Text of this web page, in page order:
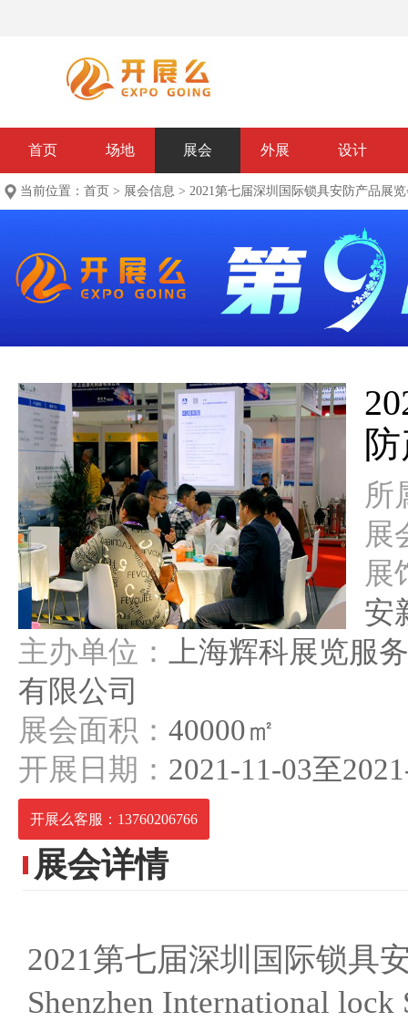
首页 场地 展会 外展 设计
当前位置： 首页 > 展会信息 > 2021第七届深圳国际锁具安防产品展
所
展
展
安
主办单位：
上海辉科展览服
有限公司
展会面积： 40000㎡
开展日期： 2021-11-03至
开展么客服：13760206766
展会详情
2021第七届深圳国际锁具
Shenzhen International